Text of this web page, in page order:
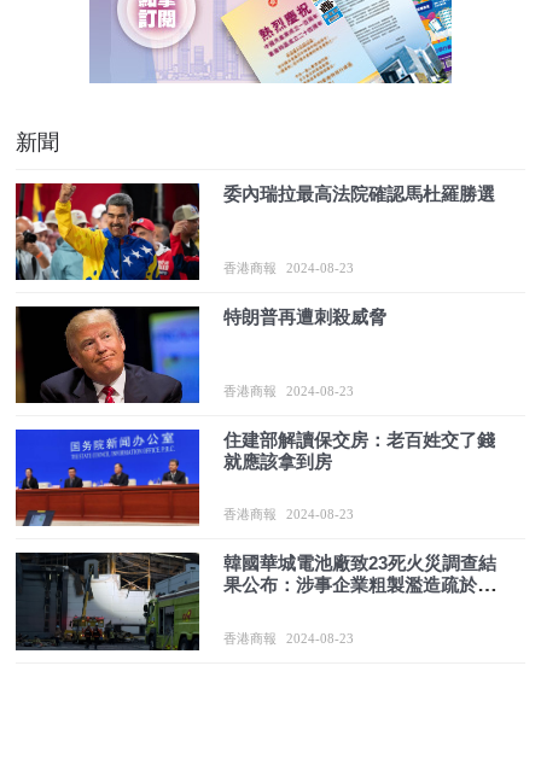
新聞
委內瑞拉最高法院確認馬杜羅勝選
香港商報 2024-08-23
特朗普再遭刺殺威脅
香港商報 2024-08-23
住建部解讀保交房：老百姓交了錢
就應該拿到房
香港商報 2024-08-23
韓國華城電池廠致23死火災調查結
果公布：涉事企業粗製濫造疏於管
香港商報 2024-08-23